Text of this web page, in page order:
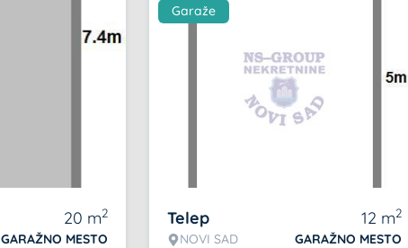
20 m2
GARAŽNO MESTO
Garaže
Telep
NOVI SAD
12 m2
GARAŽNO MESTO